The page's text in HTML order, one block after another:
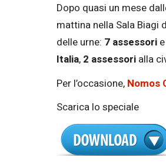
Dopo quasi un mese
mattina nella Sala
delle urne: 7 assessori e
Italia, 2 assessori alla
Per l’occasione, Nomos
Scarica lo speciale